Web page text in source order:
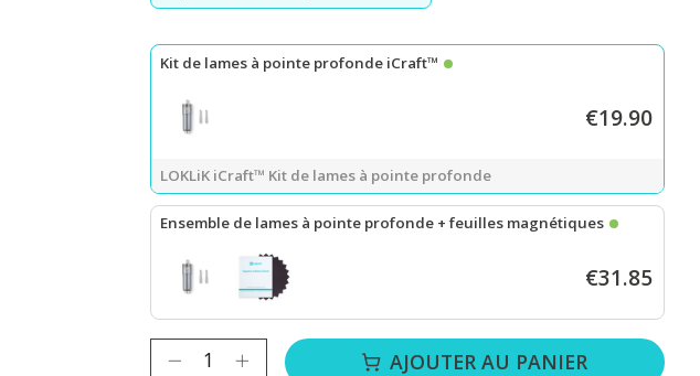
Kit de lames à pointe profonde iCraft™
€19.90
LOKLiK iCraft™ Kit de lames à pointe profonde
Ensemble de lames à pointe profonde + feuilles magnétiques
€31.85
LOKLiK iCraft™ Deep-point Blade Kit Magnetic Sheet 0.5 mm - 10 packs
Quantité : AJOUTER AU PANIER